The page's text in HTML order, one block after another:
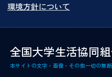
環境方針について
全国大学生活協同
本サイトの文字・画像・その他一切の無